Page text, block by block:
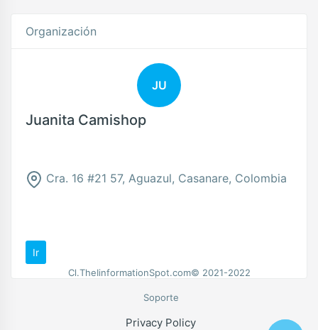
Organización
JU
Juanita Camishop
Cra. 16 #21 57, Aguazul, Casanare, Colombia
Ir
Cl.TheIinformationSpot.com© 2021-2022
Soporte
Privacy Policy